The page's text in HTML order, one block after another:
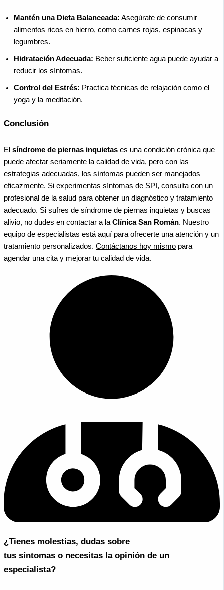
Mantén una Dieta Balanceada: Asegúrate de consumir
alimentos ricos en hierro, como carnes rojas, espinacas y
legumbres.
Hidratación Adecuada: Beber suficiente agua puede ayudar a
reducir los síntomas.
Control del Estrés: Practica técnicas de relajación como el
yoga y la meditación.
Conclusión
El síndrome de piernas inquietas es una condición crónica que
puede afectar seriamente la calidad de vida, pero con las
estrategias adecuadas, los síntomas pueden ser manejados
eficazmente. Si experimentas síntomas de SPI, consulta con un
profesional de la salud para obtener un diagnóstico y tratamiento
adecuado. Si sufres de síndrome de piernas inquietas y buscas
alivio, no dudes en contactar a la Clínica San Román. Nuestro
equipo de especialistas está aquí para ofrecerte una atención y un
tratamiento personalizados. Contáctanos hoy mismo para
agendar una cita y mejorar tu calidad de vida.
¿Tienes molestias, dudas sobre
tus síntomas o necesitas la opinión de un
especialista?